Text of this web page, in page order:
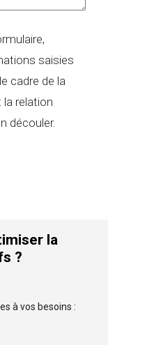
saisies
cadre de la
relation
découler.
la
?
à vos besoins :